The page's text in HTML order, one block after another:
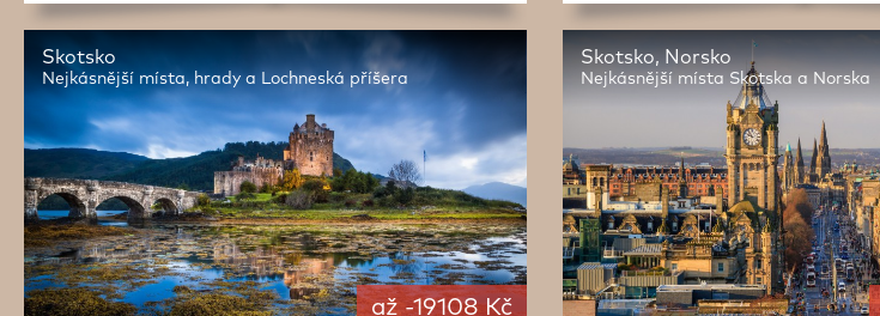
až -19108 Kč
Skotsko
Nejkásnější místa, hrady a Lochneská příšera
Skotsko, Norsko
Nejkásnější místa Skotska a Norska